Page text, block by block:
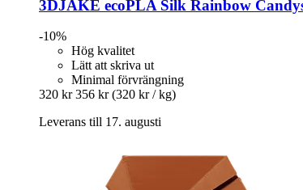
3DJAKE ecoPLA Silk Rainbow
-10%
Hög kvalitet
Lätt att skriva ut
Minimal förvrängning
320 kr 356 kr (320 kr / kg)
Leverans till 17. augusti